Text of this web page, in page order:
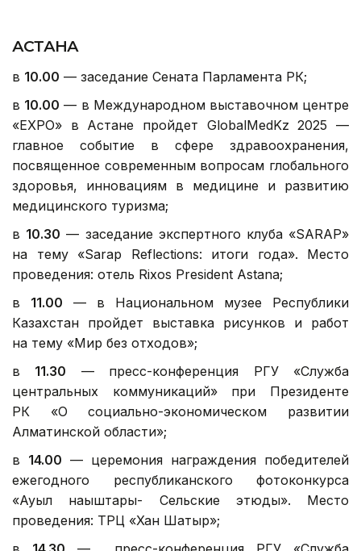
АСТАНА
в 10.00 — заседание Сената Парламента РК;
в 10.00 — в Международном выставочном центре
«EXPO» в Астане пройдет GlobalMedKz 2025 —
главное событие в сфере здравоохранения,
посвященное современным вопросам глобального
здоровья, инновациям в медицине и развитию
медицинского туризма;
в 10.30 — заседание экспертного клуба «SARAP»
на тему «Sarap Reflections: итоги года». Место
проведения: отель Rixos President Astana;
в 11.00 — в Национальном музее Республики
Казахстан пройдет выставка рисунков и работ
на тему «Мир без отходов»;
в 11.30 — пресс-конференция РГУ «Служба
центральных коммуникаций» при Президенте
РК «О социально-экономическом развитии
Алматинской области»;
в 14.00 — церемония награждения победителей
ежегодного республиканского фотоконкурса
«Ауыл нақыштары- Сельские этюды». Место
проведения: ТРЦ «Хан Шатыр»;